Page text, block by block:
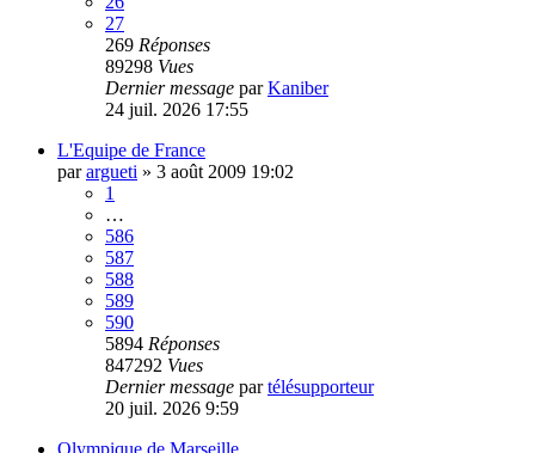
27
269 Réponses
89298 Vues
Dernier message parKaniber
24 juil. 2026 17:55
L'Equipe de France
parargueti » 3 août 2009 19:02
1
…
586
587
588
589
590
5894 Réponses
847292 Vues
Dernier message partélésupporteur
20 juil. 2026 9:59
Olympique de Marseille